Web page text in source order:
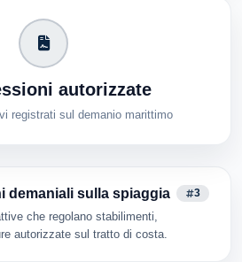
autorizzate
registrati sul demanio marittimo
demaniali sulla spiaggia
che regolano stabilimenti,
autorizzate sul tratto di costa.
3